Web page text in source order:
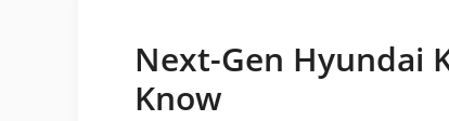
Next-Gen Hyundai
Know